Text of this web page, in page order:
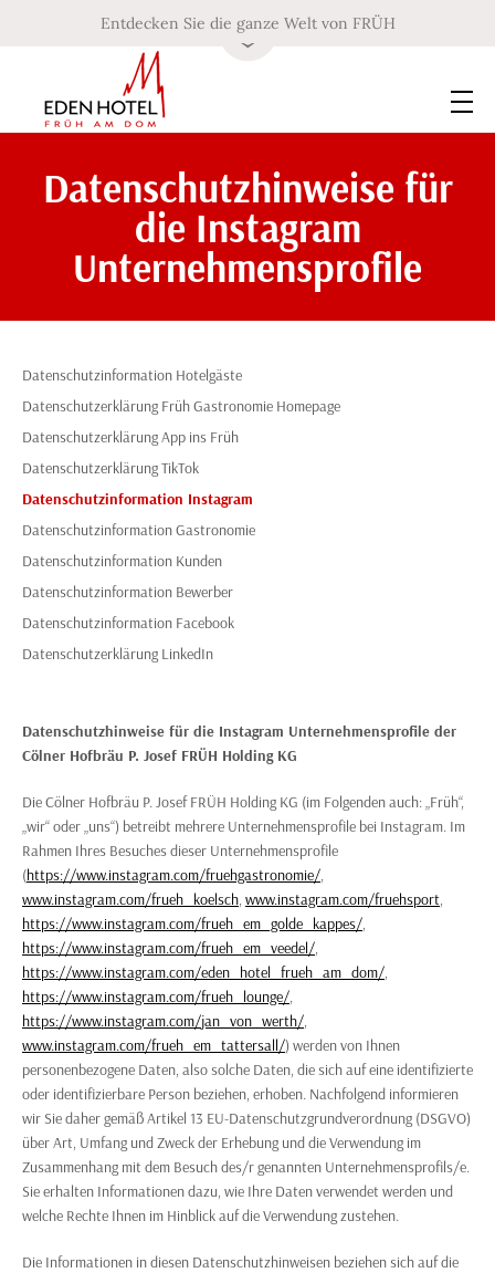
Entdecken Sie die ganze Welt von FRÜH
Datenschutzhinweise für
die Instagram
Unternehmensprofile
Datenschutzinformation Hotelgäste
Datenschutzerklärung Früh Gastronomie Homepage
Datenschutzerklärung App ins Früh
Datenschutzerklärung TikTok
Datenschutzinformation Instagram
Datenschutzinformation Gastronomie
Datenschutzinformation Kunden
Datenschutzinformation Bewerber
Datenschutzinformation Facebook
Datenschutzerklärung LinkedIn
Datenschutzhinweise für die Instagram Unternehmensprofile der
Cölner Hofbräu P. Josef FRÜH Holding KG
Die Cölner Hofbräu P. Josef FRÜH Holding KG (im Folgenden auch: „Früh“,
„wir“ oder „uns“) betreibt mehrere Unternehmensprofile bei Instagram. Im
Rahmen Ihres Besuches dieser Unternehmensprofile
(https://www.instagram.com/fruehgastronomie/,
www.instagram.com/frueh_koelsch, www.instagram.com/fruehsport,
https://www.instagram.com/frueh_em_golde_kappes/,
https://www.instagram.com/frueh_em_veedel/,
https://www.instagram.com/eden_hotel_frueh_am_dom/,
https://www.instagram.com/frueh_lounge/,
https://www.instagram.com/jan_von_werth/,
www.instagram.com/frueh_em_tattersall/) werden von Ihnen
personenbezogene Daten, also solche Daten, die sich auf eine identifizierte
oder identifizierbare Person beziehen, erhoben. Nachfolgend informieren
wir Sie daher gemäß Artikel 13 EU-Datenschutzgrundverordnung (DSGVO)
über Art, Umfang und Zweck der Erhebung und die Verwendung im
Zusammenhang mit dem Besuch des/r genannten Unternehmensprofils/e.
Sie erhalten Informationen dazu, wie Ihre Daten verwendet werden und
welche Rechte Ihnen im Hinblick auf die Verwendung zustehen.
Die Informationen in diesen Datenschutzhinweisen beziehen sich auf die